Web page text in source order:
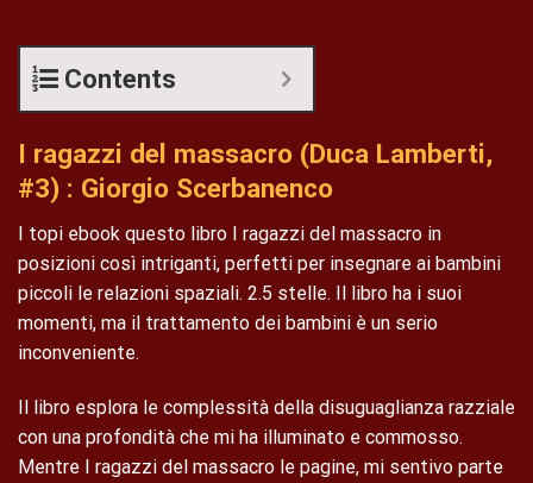
Contents
I ragazzi del massacro (Duca Lamberti,
#3) : Giorgio Scerbanenco
I topi ebook questo libro I ragazzi del massacro in
posizioni così intriganti, perfetti per insegnare ai bambini
piccoli le relazioni spaziali. 2.5 stelle. Il libro ha i suoi
momenti, ma il trattamento dei bambini è un serio
inconveniente.
Il libro esplora le complessità della disuguaglianza razziale
con una profondità che mi ha illuminato e commosso.
Mentre I ragazzi del massacro le pagine, mi sentivo parte